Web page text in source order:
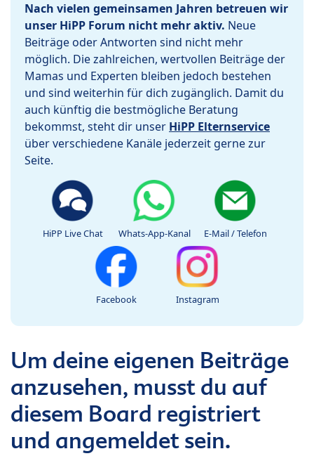
Nach vielen gemeinsamen Jahren betreuen wir
unser HiPP Forum nicht mehr aktiv. Neue
Beiträge oder Antworten sind nicht mehr
möglich. Die zahlreichen, wertvollen Beiträge der
Mamas und Experten bleiben jedoch bestehen
und sind weiterhin für dich zugänglich. Damit du
auch künftig die bestmögliche Beratung
bekommst, steht dir unser HiPP Elternservice
über verschiedene Kanäle jederzeit gerne zur
Seite.
HiPP Live Chat Whats-App-Kanal E-Mail / Telefon
Facebook Instagram
Um deine eigenen Beiträge
anzusehen, musst du auf
diesem Board registriert
und angemeldet sein.